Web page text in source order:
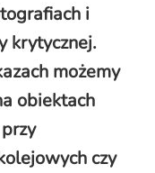
i
krytycznej.
możemy
obiektach
czy